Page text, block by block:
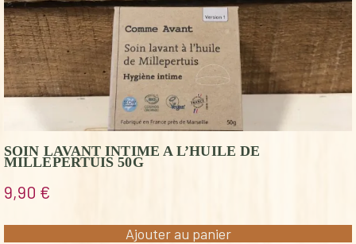
SOIN LAVANT INTIME A L’HUILE DE
MILLEPERTUIS 50G
9,90 €
Ajouter au panier